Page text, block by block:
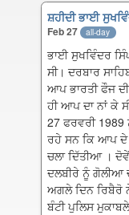
ਸ਼ਹੀਦੀ ਭਾਈ
Feb 27 all-day
ਭਾਈ ਸੁਖਵਿੰਦਰ
ਸੀ। ਦਰਬਾਰ
ਆਪ ਭਾਰਤੀ ਫੌਜ
ਹੀ ਆਪ ਦਾ ਨਾਂ ਕੇ
27 ਫਰਵਰੀ
ਰਹੇ ਸਨ ਕਿ ਆਪ ਦੇ
ਚਲਾ ਦਿੱਤੀਆ ।
ਦਲਬੀਰੇ ਨੂੰ ਗੋਲੀਆ
ਅਗਲੇ ਦਿਨ ਰਿਬੈਰੋ
ਬੰਟੀ ਪੁਲਿਸ